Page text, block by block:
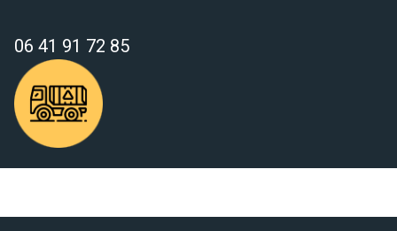
06 41 91 72 85